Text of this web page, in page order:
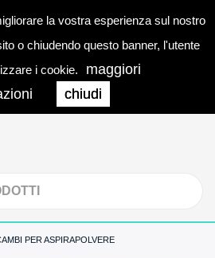
la vostra esperienza sul nostro
o chiudendo questo banner, l'utente
i cookie.
maggiori
chiudi
0
PER ASPIRAPOLVERE